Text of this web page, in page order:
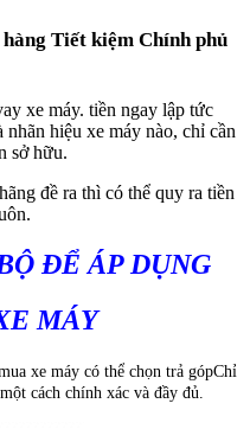
Tiết kiệm Chính phủ
xe máy. tiền ngay lập tức
hiệu xe máy nào, chỉ cần
sở hữu.
đề ra thì có thể quy ra tiền
ĐỂ ÁP DỤNG
MÁY
xe máy có thể chọn trả gópChỉ
cách chính xác và đầy đủ.